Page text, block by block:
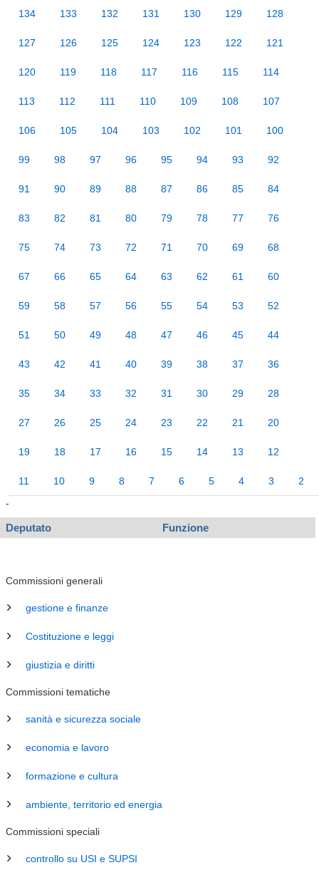
134 133 132 131 130 129 128
127 126 125 124 123 122 121
120 119 118 117 116 115 114
113 112 111 110 109 108 107
106 105 104 103 102 101 100
99 98 97 96 95 94 93 92
91 90 89 88 87 86 85 84
83 82 81 80 79 78 77 76
75 74 73 72 71 70 69 68
67 66 65 64 63 62 61 60
59 58 57 56 55 54 53 52
51 50 49 48 47 46 45 44
43 42 41 40 39 38 37 36
35 34 33 32 31 30 29 28
27 26 25 24 23 22 21 20
19 18 17 16 15 14 13 12
11 10 9 8 7 6 5 4 3
2
-
Deputato Funzione
Commissioni generali
gestione e finanze
Costituzione e leggi
giustizia e diritti
Commissioni tematiche
sanità e sicurezza sociale
economia e lavoro
formazione e cultura
ambiente, territorio ed energia
Commissioni speciali
controllo su USI e SUPSI